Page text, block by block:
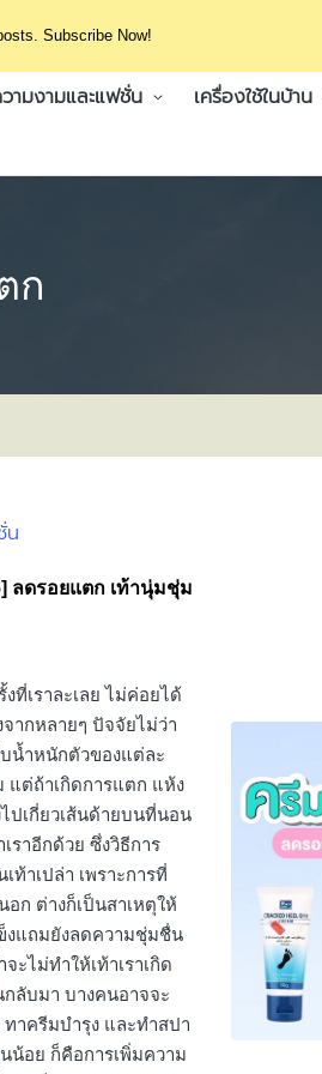
Subscribe Now!
ามงามและแฟชั่น เครื่องใช้ในบ้าน
ก
น
ลดรอยแตก เท้านุ่มชุ่ม
ที่เราละเลย ไม่ค่อยได้
ากหลายๆ ปัจจัยไม่ว่า
น้ำหนักตัวของแต่ละ
แต่ถ้าเกิดการแตก แห้ง
ปเกี่ยวเส้นด้ายบนที่นอน
ราอีกด้วย ซึ่งวิธีการ
ท้าเปล่า เพราะการที่
ก ต่างก็เป็นสาเหตุให้
งแถมยังลดความชุ่มชื่น
ะไม่ทำให้เท้าเราเกิด
ลับมา บางคนอาจจะ
าครีมบำรุง และทำสปา
น้อย ก็คือการเพิ่มความ